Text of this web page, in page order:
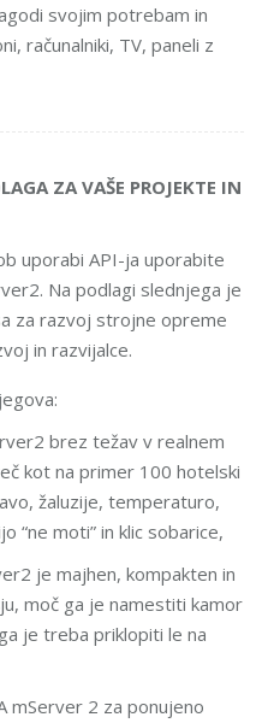
svojim potrebam in
računalniki, TV, paneli z
ZA VAŠE PROJEKTE IN
uporabi API-ja uporabite
Na podlagi slednjega je
za razvoj strojne opreme
in razvijalce.
brez težav v realnem
kot na primer 100 hotelski
žaluzije, temperaturo,
“ne moti” in klic sobarice,
je majhen, kompakten in
moč ga je namestiti kamor
je treba priklopiti le na
mServer 2 za ponujeno